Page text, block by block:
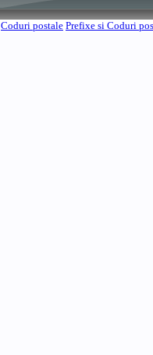
Coduri postale Prefixe si Coduri